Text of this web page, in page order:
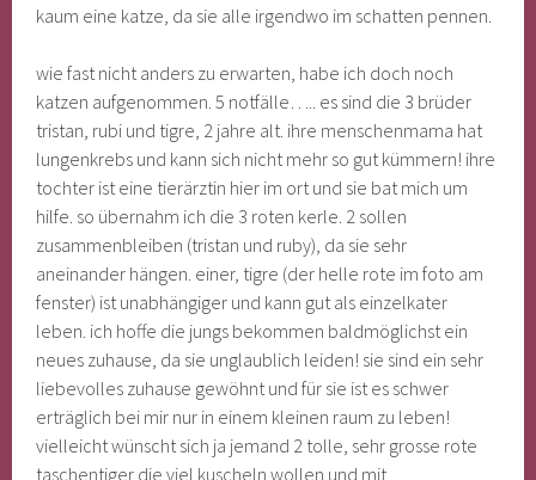
kaum eine katze, da sie alle irgendwo im schatten pennen.
wie fast nicht anders zu erwarten, habe ich doch noch
katzen aufgenommen. 5 notfälle….. es sind die 3 brüder
tristan, rubi und tigre, 2 jahre alt. ihre menschenmama hat
lungenkrebs und kann sich nicht mehr so gut kümmern! ihre
tochter ist eine tierärztin hier im ort und sie bat mich um
hilfe. so übernahm ich die 3 roten kerle. 2 sollen
zusammenbleiben (tristan und ruby), da sie sehr
aneinander hängen. einer, tigre (der helle rote im foto am
fenster) ist unabhängiger und kann gut als einzelkater
leben. ich hoffe die jungs bekommen baldmöglichst ein
neues zuhause, da sie unglaublich leiden! sie sind ein sehr
liebevolles zuhause gewöhnt und für sie ist es schwer
erträglich bei mir nur in einem kleinen raum zu leben!
vielleicht wünscht sich ja jemand 2 tolle, sehr grosse rote
taschentiger die viel kuscheln wollen und mit